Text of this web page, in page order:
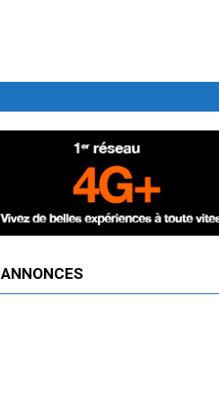
ANNONCES